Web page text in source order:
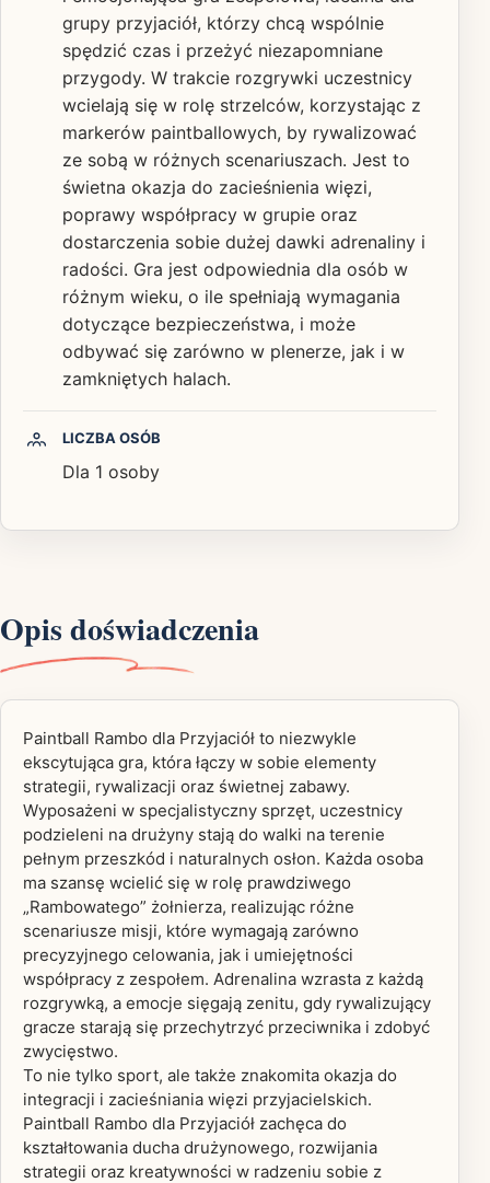
grupy przyjaciół, którzy chcą wspólnie
spędzić czas i przeżyć niezapomniane
przygody. W trakcie rozgrywki uczestnicy
wcielają się w rolę strzelców, korzystając z
markerów paintballowych, by rywalizować
ze sobą w różnych scenariuszach. Jest to
świetna okazja do zacieśnienia więzi,
poprawy współpracy w grupie oraz
dostarczenia sobie dużej dawki adrenaliny i
radości. Gra jest odpowiednia dla osób w
różnym wieku, o ile spełniają wymagania
dotyczące bezpieczeństwa, i może
odbywać się zarówno w plenerze, jak i w
zamkniętych halach.
LICZBA OSÓB
Dla 1 osoby
Opis doświadczenia
Paintball Rambo dla Przyjaciół to niezwykle
ekscytująca gra, która łączy w sobie elementy
strategii, rywalizacji oraz świetnej zabawy.
Wyposażeni w specjalistyczny sprzęt, uczestnicy
podzieleni na drużyny stają do walki na terenie
pełnym przeszkód i naturalnych osłon. Każda osoba
ma szansę wcielić się w rolę prawdziwego
„Rambowatego” żołnierza, realizując różne
scenariusze misji, które wymagają zarówno
precyzyjnego celowania, jak i umiejętności
współpracy z zespołem. Adrenalina wzrasta z każdą
rozgrywką, a emocje sięgają zenitu, gdy rywalizujący
gracze starają się przechytrzyć przeciwnika i zdobyć
zwycięstwo.
To nie tylko sport, ale także znakomita okazja do
integracji i zacieśniania więzi przyjacielskich.
Paintball Rambo dla Przyjaciół zachęca do
kształtowania ducha drużynowego, rozwijania
strategii oraz kreatywności w radzeniu sobie z